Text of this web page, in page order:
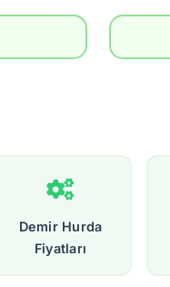
Demir Hurda
Fiyatları